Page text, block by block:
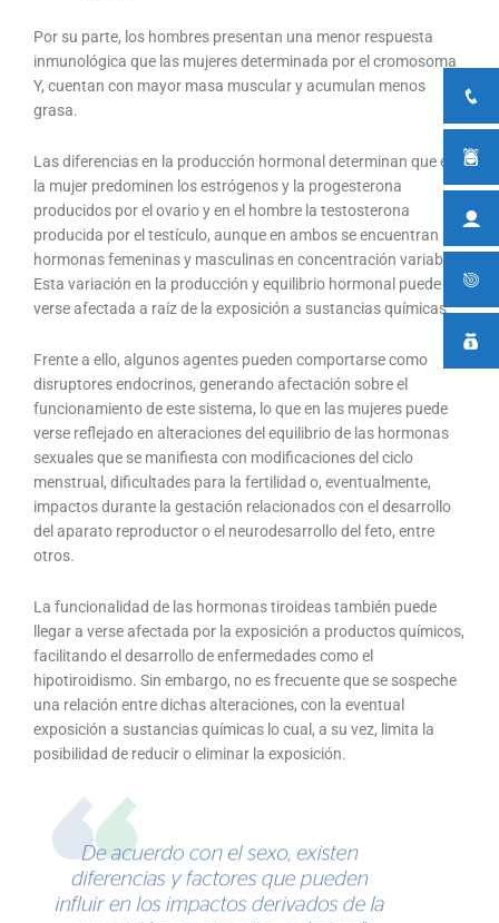
Por su parte, los hombres presentan una menor respuesta
inmunológica que las mujeres determinada por el cromosoma
Y, cuentan con mayor masa muscular y acumulan menos
grasa.
Las diferencias en la producción hormonal determinan que en
la mujer predominen los estrógenos y la progesterona
producidos por el ovario y en el hombre la testosterona
producida por el testículo, aunque en ambos se encuentran
hormonas femeninas y masculinas en concentración variable.
Esta variación en la producción y equilibrio hormonal puede
verse afectada a raíz de la exposición a sustancias químicas.
Frente a ello, algunos agentes pueden comportarse como
disruptores endocrinos, generando afectación sobre el
funcionamiento de este sistema, lo que en las mujeres puede
verse reflejado en alteraciones del equilibrio de las hormonas
sexuales que se manifiesta con modificaciones del ciclo
menstrual, dificultades para la fertilidad o, eventualmente,
impactos durante la gestación relacionados con el desarrollo
del aparato reproductor o el neurodesarrollo del feto, entre
otros.
La funcionalidad de las hormonas tiroideas también puede
llegar a verse afectada por la exposición a productos químicos,
facilitando el desarrollo de enfermedades como el
hipotiroidismo. Sin embargo, no es frecuente que se sospeche
una relación entre dichas alteraciones, con la eventual
exposición a sustancias químicas lo cual, a su vez, limita la
posibilidad de reducir o eliminar la exposición.